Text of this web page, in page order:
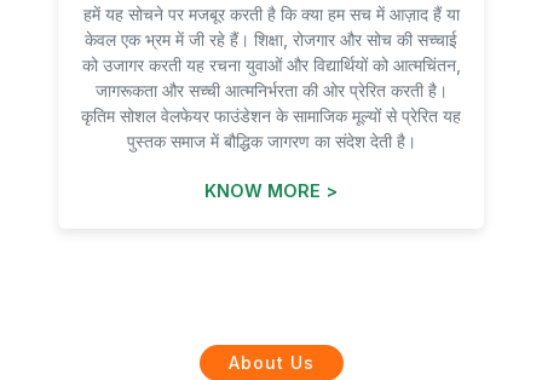
हमें यह सोचने पर मजबूर करती है कि क्या हम सच में आज़ाद हैं या
केवल एक भ्रम में जी रहे हैं। शिक्षा, रोजगार और सोच की सच्चाई
को उजागर करती यह रचना युवाओं और विद्यार्थियों को आत्मचिंतन,
जागरूकता और सच्ची आत्मनिर्भरता की ओर प्रेरित करती है।
कृतिम सोशल वेलफेयर फाउंडेशन के सामाजिक मूल्यों से प्रेरित यह
पुस्तक समाज में बौद्धिक जागरण का संदेश देती है।
KNOW MORE >
About Us